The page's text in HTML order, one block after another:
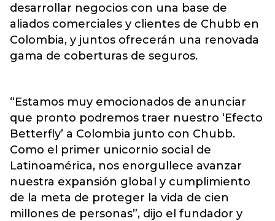
desarrollar negocios con una base de
aliados comerciales y clientes de Chubb en
Colombia, y juntos ofrecerán una renovada
gama de coberturas de seguros.
“Estamos muy emocionados de anunciar
que pronto podremos traer nuestro ‘Efecto
Betterfly’ a Colombia junto con Chubb.
Como el primer unicornio social de
Latinoamérica, nos enorgullece avanzar
nuestra expansión global y cumplimiento
de la meta de proteger la vida de cien
millones de personas”, dijo el fundador y